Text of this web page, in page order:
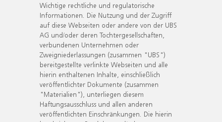
Wichtige rechtliche und regulatorische
Informationen. Die Nutzung und der Zugriff
auf diese Webseiten oder andere von der UBS
AG und/oder deren Tochtergesellschaften,
verbundenen Unternehmen oder
Zweigniederlassungen (zusammen "UBS")
bereitgestellte verlinkte Webseiten und alle
hierin enthaltenen Inhalte, einschließlich
veröffentlichter Dokumente (zusammen
"Materialien"), unterliegen diesem
Haftungsausschluss und allen anderen
veröffentlichten Einschränkungen. Die hierin